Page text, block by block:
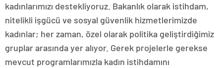
kadınlarımızı destekliyoruz. Bakanlık olarak istihdam,
nitelikli işgücü ve sosyal güvenlik hizmetlerimizde
kadınlar; her zaman, özel olarak politika geliştirdiğimiz
gruplar arasında yer alıyor. Gerek projelerle gerekse
mevcut programlarımızla kadın istihdamını